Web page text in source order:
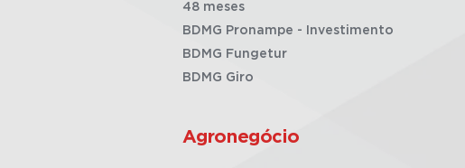
48 meses
BDMG Pronampe - Investimento
BDMG Fungetur
BDMG Giro
Agronegócio